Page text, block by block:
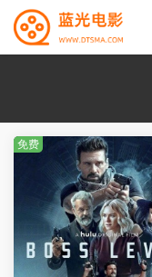
免费